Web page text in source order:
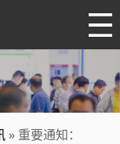
» 重要通知：